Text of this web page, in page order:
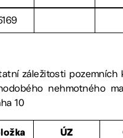
záležitosti pozemních
nehmotného
10
ÚZ